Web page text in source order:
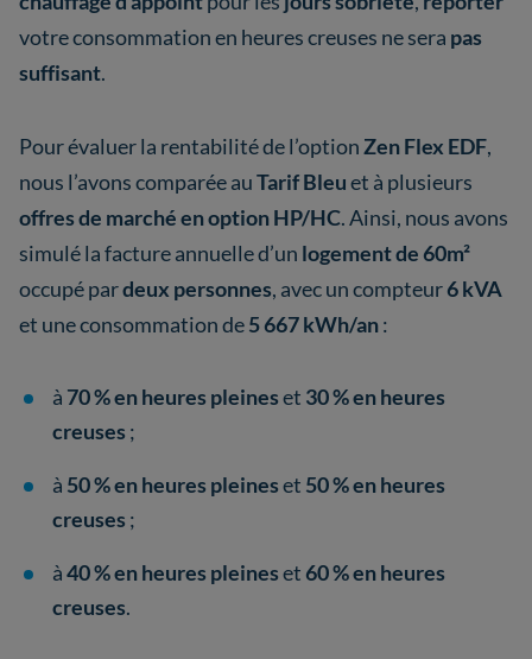
votre consommation en heures creuses ne sera pas
suffisant.
Pour évaluer la rentabilité de l’optionZen Flex EDF,
nous l’avons comparée auTarif Bleuet à plusieurs
offres de marché en option HP/HC. Ainsi, nous avons
simulé la facture annuelle d’un logement de 60m²
occupé pardeux personnes, avec un compteur6 kVA
et une consommation de5 667 kWh/an:
à 70 % en heures pleineset 30 % en heures
creuses ;
à 50 % en heures pleineset 50 % en heures
creuses ;
à40 % en heures pleineset 60 % en heures
creuses.